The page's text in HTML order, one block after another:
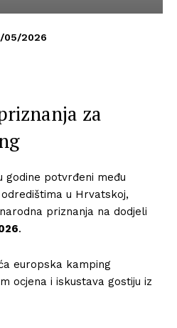
05/2026
za
godine potvrđeni među
u Hrvatskoj,
priznanja na dodjeli
.
europska kamping
ocjena i iskustava gostiju iz